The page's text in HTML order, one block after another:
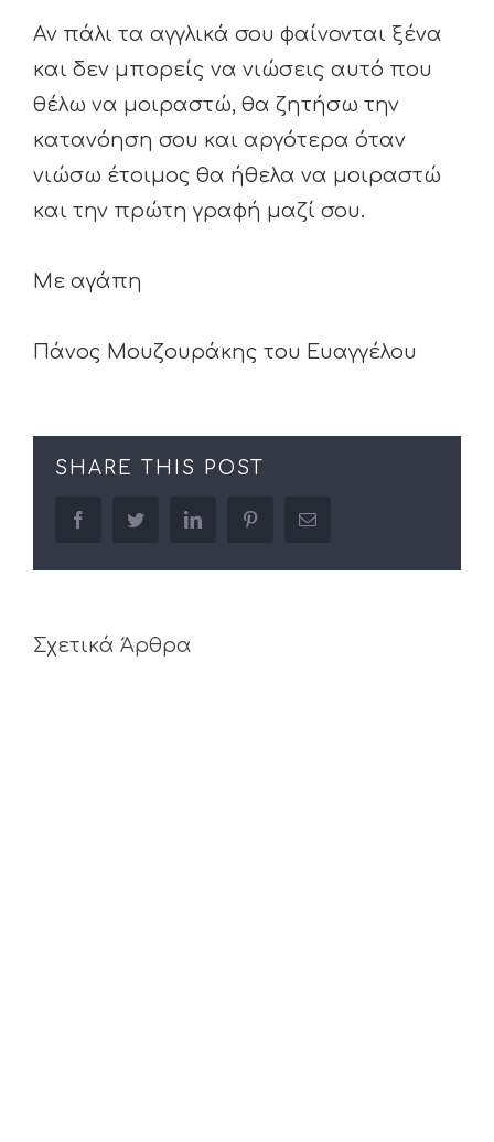
Αν πάλι τα αγγλικά σου φαίνονται ξένα
και δεν μπορείς να νιώσεις αυτό που
θέλω να μοιραστώ, θα ζητήσω την
κατανόηση σου και αργότερα όταν
νιώσω έτοιμος θα ήθελα να μοιραστώ
και την πρώτη γραφή μαζί σου.
Με αγάπη
Πάνος Μουζουράκης του Ευαγγέλου
SHARE THIS POST
facebooktwitter linkedin pinterestEmail
Σχετικά Άρθρα